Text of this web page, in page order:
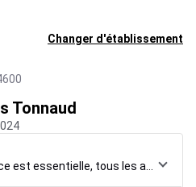
Changer d'établissement
Tonnaud